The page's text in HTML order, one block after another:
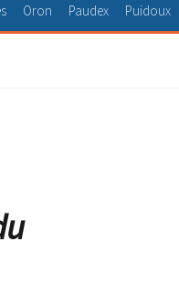
Oron Paudex Puidoux